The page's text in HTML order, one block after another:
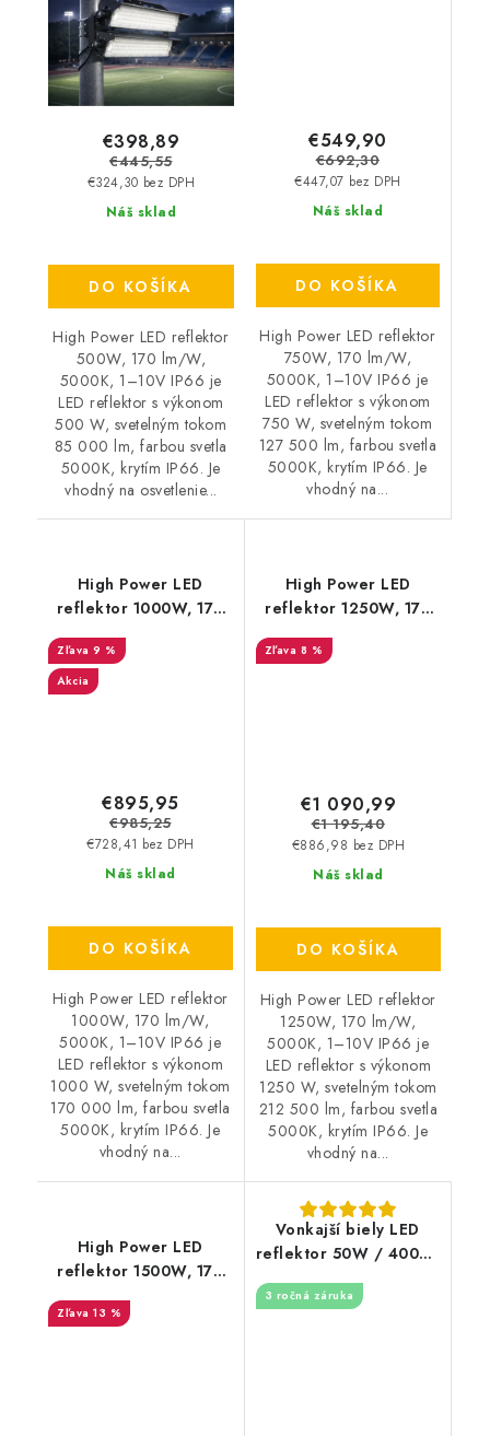
Náš sklad
€324,30 bez DPH
€398,89
€445,55
DO KOŠÍKA
High Power LED reflektor
500W, 170 lm/W,
5000K, 1–10V IP66 je
LED reflektor s výkonom
500 W, svetelným tokom
85 000 lm, farbou svetla
5000K, krytím IP66. Je
vhodný na osvetlenie...
Náš sklad
€447,07 bez DPH
€549,90
€692,30
DO KOŠÍKA
High Power LED reflektor
750W, 170 lm/W,
5000K, 1–10V IP66 je
LED reflektor s výkonom
750 W, svetelným tokom
127 500 lm, farbou svetla
5000K, krytím IP66. Je
vhodný na...
High Power LED
reflektor 1000W, 170
IP66
9 %
Akcia
Náš sklad
€728,41 bez DPH
€895,95
€985,25
DO KOŠÍKA
High Power LED reflektor
1000W, 170 lm/W,
5000K, 1–10V IP66 je
LED reflektor s výkonom
1000 W, svetelným tokom
170 000 lm, farbou svetla
5000K, krytím IP66. Je
vhodný na...
High Power LED
reflektor 1250W, 170
IP66
8 %
Náš sklad
€886,98 bez DPH
€1 090,99
€1 195,40
DO KOŠÍKA
High Power LED reflektor
1250W, 170 lm/W,
5000K, 1–10V IP66 je
LED reflektor s výkonom
1250 W, svetelným tokom
212 500 lm, farbou svetla
5000K, krytím IP66. Je
vhodný na...
High Power LED
reflektor 1500W, 170
lm/W, 5000K, 1–10V
IP66
13 %
Vonkajší biely LED
reflektor 50W / 4000K
- LF7124
3 ročná záruka